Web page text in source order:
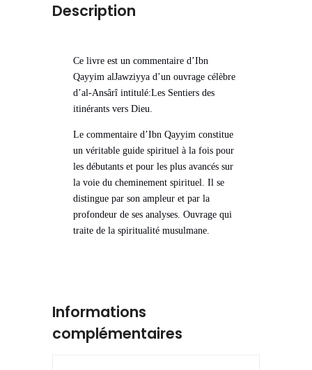
Description
Ce livre est un commentaire d’Ibn
Qayyim alJawziyya d’un ouvrage célèbre
d’al-Ansârî intitulé:Les Sentiers des
itinérants vers Dieu.
Le commentaire d’Ibn Qayyim constitue
un véritable guide spirituel à la fois pour
les débutants et pour les plus avancés sur
la voie du cheminement spirituel. Il se
distingue par son ampleur et par la
profondeur de ses analyses. Ouvrage qui
traite de la spiritualité musulmane.
Informations
complémentaires